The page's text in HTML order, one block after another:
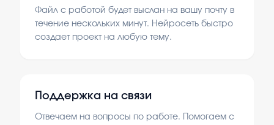
Файл с работой будет выслан на вашу почту в
течение нескольких минут. Нейросеть быстро
создает проект на любую тему.
Поддержка на связи
Отвечаем на вопросы по работе. Помогаем с